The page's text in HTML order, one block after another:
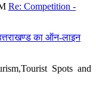
Re: Competition -
का ऑन-लाइन
Spots and